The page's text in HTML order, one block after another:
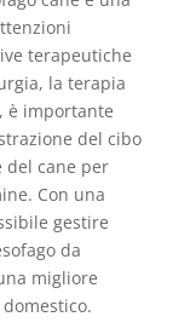
terapeutiche
la terapia
è importante
del cibo
del cane per
Con una
gestire
da
migliore